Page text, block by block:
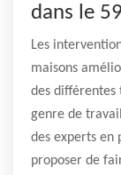
dans le
Les
maisons
des différentes
genre de
des experts en
proposer de